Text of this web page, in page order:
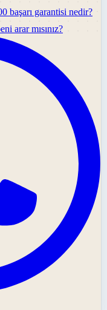
başarı garantisi nedir?
arar mısınız?